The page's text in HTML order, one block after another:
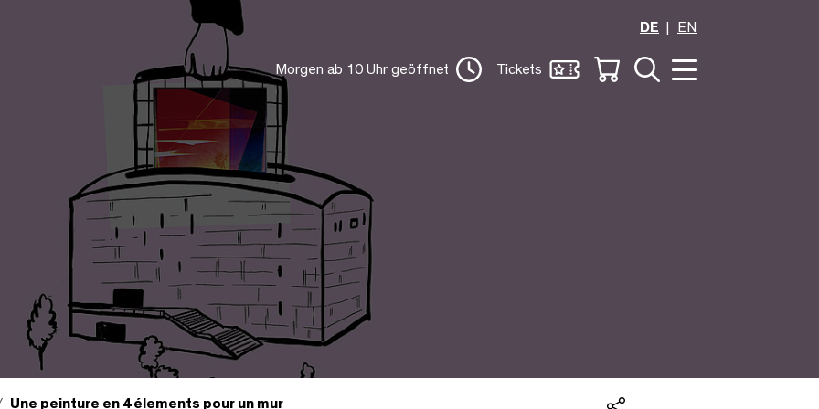
DE
EN
Morgen ab 10 Uhr geöffnet Tickets
Une peinture en 4 élements pour un mur